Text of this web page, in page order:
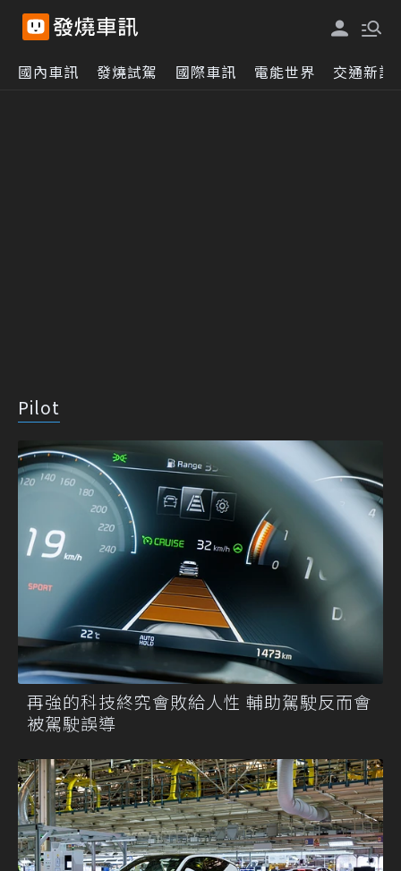
國內車訊 發燒試駕 國際車訊 電能世界 交通新訊
Pilot
再強的科技終究會敗給人性 輔助駕駛反而會
被駕駛誤導